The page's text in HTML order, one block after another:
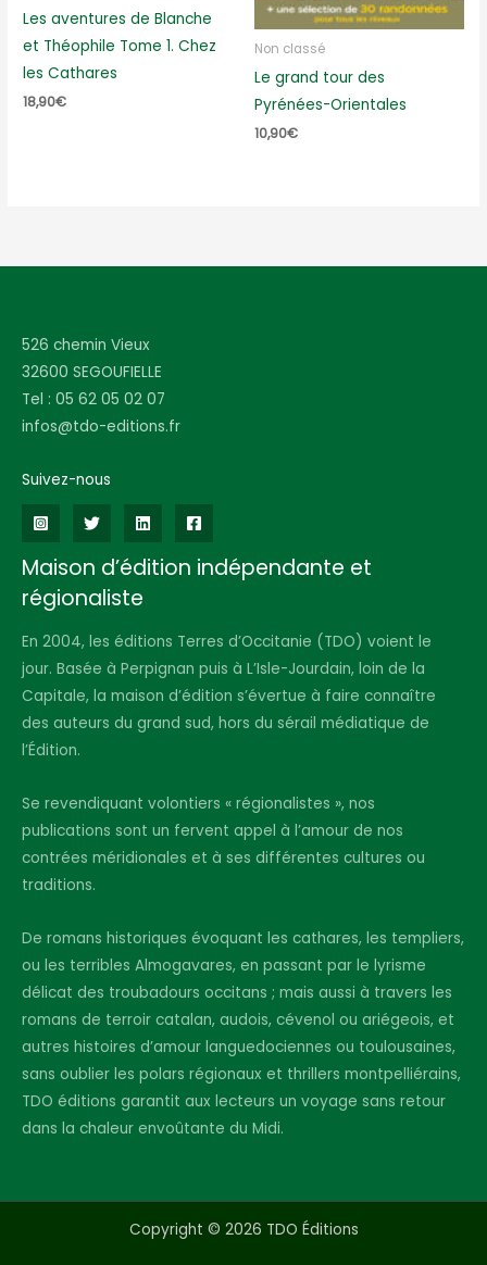
Les aventures de Blanche
et Théophile Tome 1. Chez
les Cathares
18,90€
Non classé
Le grand tour des
Pyrénées-Orientales
10,90€
526 chemin Vieux
32600 SEGOUFIELLE
Tel : 05 62 05 02 07
infos@tdo-editions.fr
Suivez-nous
Maison d’édition indépendante et
régionaliste
En 2004, les éditions Terres d’Occitanie (TDO) voient le
jour. Basée à Perpignan puis à L’Isle-Jourdain, loin de la
Capitale, la maison d’édition s’évertue à faire connaître
des auteurs du grand sud, hors du sérail médiatique de
l’Édition.
Se revendiquant volontiers « régionalistes », nos
publications sont un fervent appel à l’amour de nos
contrées méridionales et à ses différentes cultures ou
traditions.
De romans historiques évoquant les cathares, les templiers,
ou les terribles Almogavares, en passant par le lyrisme
délicat des troubadours occitans ; mais aussi à travers les
romans de terroir catalan, audois, cévenol ou ariégeois, et
autres histoires d’amour languedociennes ou toulousaines,
sans oublier les polars régionaux et thrillers montpelliérains,
TDO éditions garantit aux lecteurs un voyage sans retour
dans la chaleur envoûtante du Midi.
Copyright © 2026 TDO Éditions